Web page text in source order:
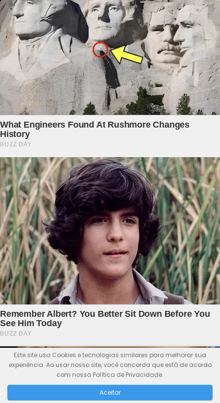
Este site usa Cookies e tecnologias similares para melhorar sua
experiência. Ao usar nosso site, você concorda que está de acordo
com nossa Política de Privacidade.
Aceitar